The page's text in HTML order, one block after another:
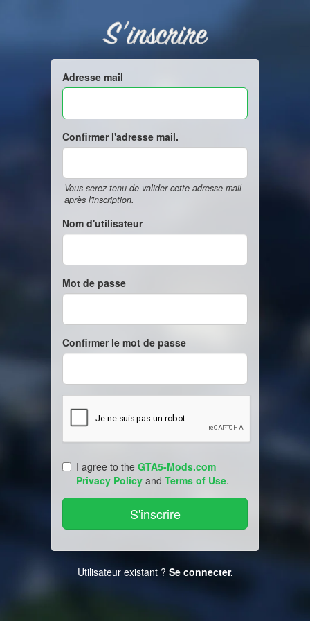
S'inscrire
Adresse mail
Confirmer l'adresse mail.
Vous serez tenu de valider cette adresse mail
après l'inscription.
Nom d'utilisateur
Mot de passe
Confirmer le mot de passe
I agree to the GTA5-Mods.com
Privacy Policy and Terms of Use.
Utilisateur existant ? Se connecter.